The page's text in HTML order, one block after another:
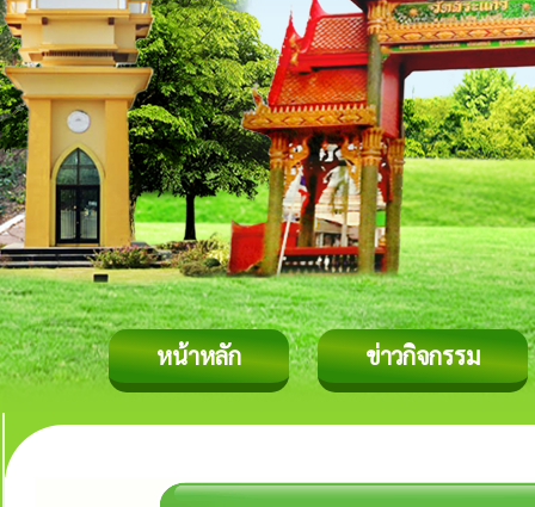
หน้าหลัก ข่าวกิจกรรม